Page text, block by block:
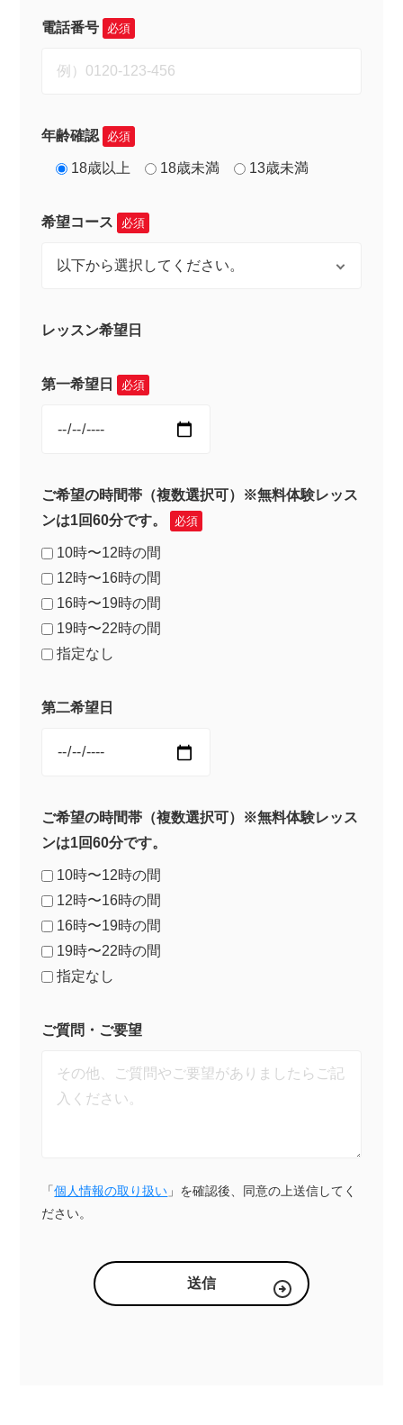
電話番号 必須
年齢確認 必須
18歳以上 18歳未満 13歳未満
希望コース 必須
レッスン希望日
第一希望日 必須
ご希望の時間帯（複数選択可）※無料体験レッス
ンは1回60分です。
必須
10時〜12時の間
12時〜16時の間
16時〜19時の間
19時〜22時の間
指定なし
第二希望日
ご希望の時間帯（複数選択可）※無料体験レッス
ンは1回60分です。
10時〜12時の間
12時〜16時の間
16時〜19時の間
19時〜22時の間
指定なし
ご質問・ご要望
「個人情報の取り扱い 」を確認後、同意の上送信してく
ださい。